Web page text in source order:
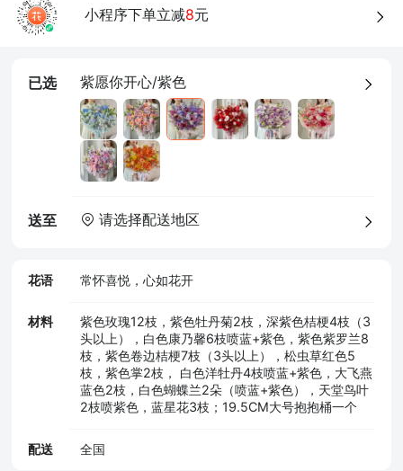
小程序下单立减8元
已选 紫愿你开心/紫色
送至 请选择配送地区
花语 常怀喜悦，心如花开
材料
紫色玫瑰12枝，紫色牡丹菊2枝，深紫色桔梗4枝（3
头以上），白色康乃馨6枝喷蓝+紫色，紫色紫罗兰8
枝，紫色卷边桔梗7枝（3头以上），松虫草红色5
枝，紫色掌2枝， 白色洋牡丹4枝喷蓝+紫色，大飞燕
蓝色2枝，白色蝴蝶兰2朵（喷蓝+紫色），天堂鸟叶
2枝喷紫色，蓝星花3枝；19.5CM大号抱抱桶一个
配送 全国